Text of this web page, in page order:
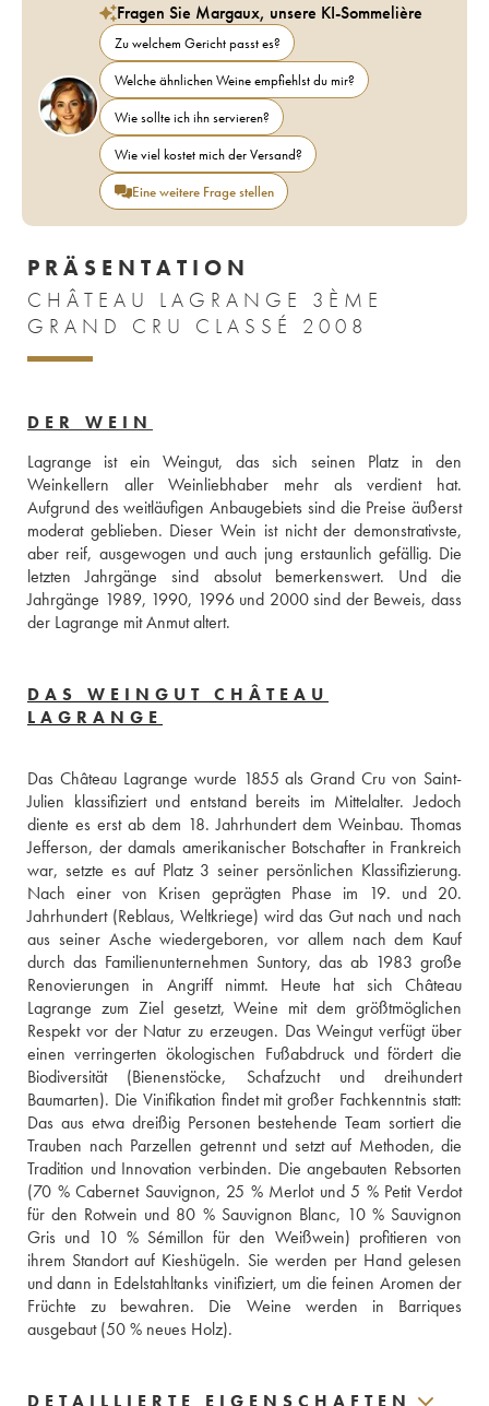
Fragen Sie Margaux, unsere KI-Sommelière
Zu welchem Gericht passt es?
Welche ähnlichen Weine empfiehlst du mir?
Wie sollte ich ihn servieren?
Wie viel kostet mich der Versand?
Eine weitere Frage stellen
PRÄSENTATION
CHÂTEAU LAGRANGE 3ÈME
GRAND CRU CLASSÉ 2008
DER WEIN
Lagrange ist ein Weingut, das sich seinen Platz in den
Weinkellern aller Weinliebhaber mehr als verdient hat.
Aufgrund des weitläufigen Anbaugebiets sind die Preise äußerst
moderat geblieben. Dieser Wein ist nicht der demonstrativste,
aber reif, ausgewogen und auch jung erstaunlich gefällig. Die
letzten Jahrgänge sind absolut bemerkenswert. Und die
Jahrgänge 1989, 1990, 1996 und 2000 sind der Beweis, dass
der Lagrange mit Anmut altert.
DAS WEINGUT CHÂTEAU
LAGRANGE
Das Château Lagrange wurde 1855 als Grand Cru von Saint-
Julien klassifiziert und entstand bereits im Mittelalter. Jedoch
diente es erst ab dem 18. Jahrhundert dem Weinbau. Thomas
Jefferson, der damals amerikanischer Botschafter in Frankreich
war, setzte es auf Platz 3 seiner persönlichen Klassifizierung.
Nach einer von Krisen geprägten Phase im 19. und 20.
Jahrhundert (Reblaus, Weltkriege) wird das Gut nach und nach
aus seiner Asche wiedergeboren, vor allem nach dem Kauf
durch das Familienunternehmen Suntory, das ab 1983 große
Renovierungen in Angriff nimmt. Heute hat sich Château
Lagrange zum Ziel gesetzt, Weine mit dem größtmöglichen
Respekt vor der Natur zu erzeugen. Das Weingut verfügt über
einen verringerten ökologischen Fußabdruck und fördert die
Biodiversität (Bienenstöcke, Schafzucht und dreihundert
Baumarten). Die Vinifikation findet mit großer Fachkenntnis statt:
Das aus etwa dreißig Personen bestehende Team sortiert die
Trauben nach Parzellen getrennt und setzt auf Methoden, die
Tradition und Innovation verbinden. Die angebauten Rebsorten
(70 % Cabernet Sauvignon, 25 % Merlot und 5 % Petit Verdot
für den Rotwein und 80 % Sauvignon Blanc, 10 % Sauvignon
Gris und 10 % Sémillon für den Weißwein) profitieren von
ihrem Standort auf Kieshügeln. Sie werden per Hand gelesen
und dann in Edelstahltanks vinifiziert, um die feinen Aromen der
Früchte zu bewahren. Die Weine werden in Barriques
ausgebaut (50 % neues Holz).
DETAILLIERTE EIGENSCHAFTEN